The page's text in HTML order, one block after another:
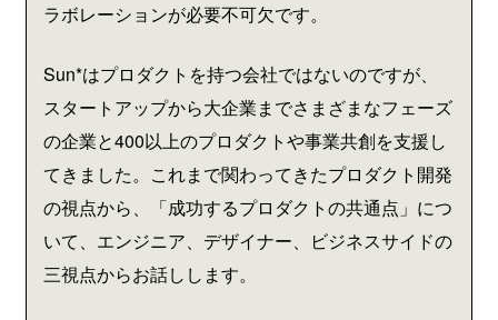
ラボレーションが必要不可欠です。
Sun*はプロダクトを持つ会社ではないのですが、
スタートアップから大企業までさまざまなフェーズ
の企業と400以上のプロダクトや事業共創を支援し
てきました。これまで関わってきたプロダクト開発
の視点から、「成功するプロダクトの共通点」につ
いて、エンジニア、デザイナー、ビジネスサイドの
三視点からお話しします。